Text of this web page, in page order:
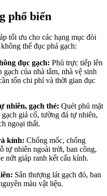
phổ biến
tối ưu cho các hạng mục đòi
thể đục phá gạch:
đục gạch: Phủ trực tiếp lên
của nhà tắm, nhà vệ sinh
tốn chi phí và thời gian đục
nhiên, gạch thẻ: Quét phủ mặt
giả cổ, tường đá tự nhiên,
ngoại thất.
kính: Chống mốc, chống
tự nhiên ngoài trời, ban công,
nứt giáp ranh kết cấu kính.
Sân thượng lát gạch đỏ, ban
màu vật liệu.